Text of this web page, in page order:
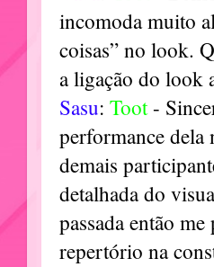
incomoda muito
coisas” no look.
a ligação do look
Sasu: Toot-
performance dela
demais
detalhada do
passada então
repertório na